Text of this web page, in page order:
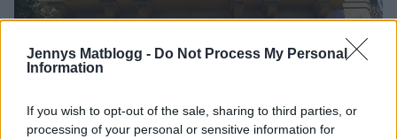
Jennys Matblogg - Do Not Process My Personal
Information
If you wish to opt-out of the sale, sharing to third parties, or
processing of your personal or sensitive information for